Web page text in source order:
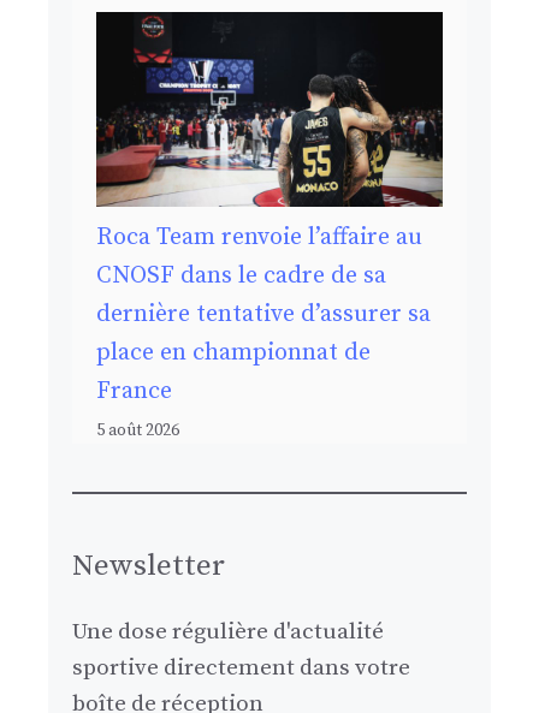
Roca Team renvoie l’affaire au
CNOSF dans le cadre de sa
dernière tentative d’assurer sa
place en championnat de
France
5 août 2026
Newsletter
Une dose régulière d'actualité
sportive directement dans votre
boîte de réception